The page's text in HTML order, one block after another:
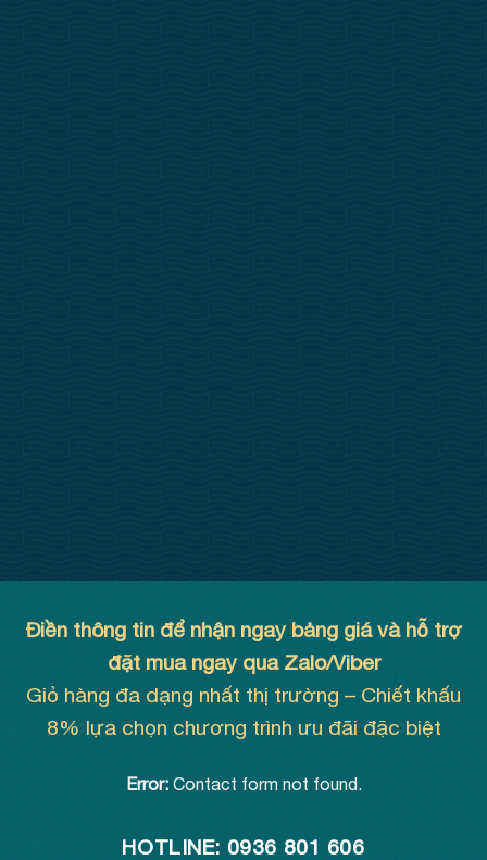
Điền thông tin để nhận ngay bảng giá và hỗ trợ
đặt mua ngay qua Zalo/Viber
Giỏ hàng đa dạng nhất thị trường – Chiết khấu
8% lựa chọn chương trình ưu đãi đặc biệt
Error:Contact form not found.
HOTLINE: 0936 801 606